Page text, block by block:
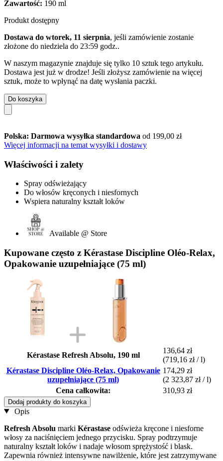
Zawartość: 190 ml
Produkt dostępny
Dostawa do wtorek, 11 sierpnia, jeśli zamówienie zostanie
złożone do niedziela do 23:59 godz..
W naszym magazynie znajduje się tylko 10 sztuk tego artykułu.
Dostawa jest już w drodze! Jeśli złożysz zamówienie na więcej
sztuk, może to wpłynąć na datę wysłania paczki.
Do koszyka
Polska: Darmowa wysyłka standardowa od 199,00 zł
Więcej informacji na temat wysyłki i dostawy
Właściwości i zalety
Spray odświeżający
Do włosów kręconych i niesfornych
Wspiera naturalny kształt loków
Available @ Store
Kupowane często z Kérastase Discipline Oléo-Relax,
Opakowanie uzupełniające (75 ml)
Kérastase Refresh Absolu, 190 ml
136,64 zł
(719,16 zł / l)
Kérastase Discipline Oléo-Relax, Opakowanie
uzupełniające (75 ml)
174,29 zł
(2 323,87 zł / l)
Cena całkowita:
310,93 zł
Dodaj produkty do koszyka
Opis
Refresh Absolu marki Kérastase odświeża kręcone i niesforne
włosy za naciśnięciem jednego przycisku. Spray podtrzymuje
naturalny kształt loków i nadaje włosom sprężystość i blask.
Zapewnia również intensywne nawilżenie, które jest zatrzymywane